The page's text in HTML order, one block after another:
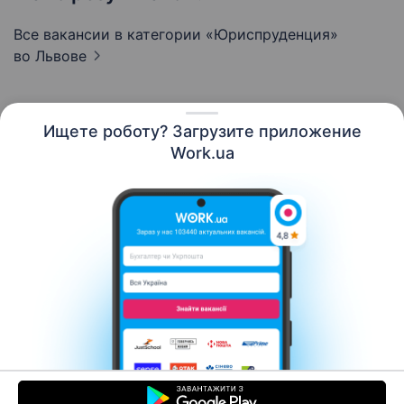
Ищете роботу? Загрузите приложение
Work.ua
Все вакансии в категории «Юриспруденция»
во Львове
Контакты О нас
Карьера
Новости Work.ua
Помощь
Условия использования